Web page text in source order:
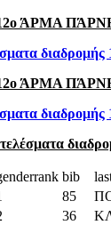
ΆΡΜΑ
ΆΡΜΑ
bib
85
36